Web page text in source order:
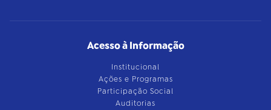
Acesso à Informação
Institucional
Ações e Programas
Participação Social
Auditorias